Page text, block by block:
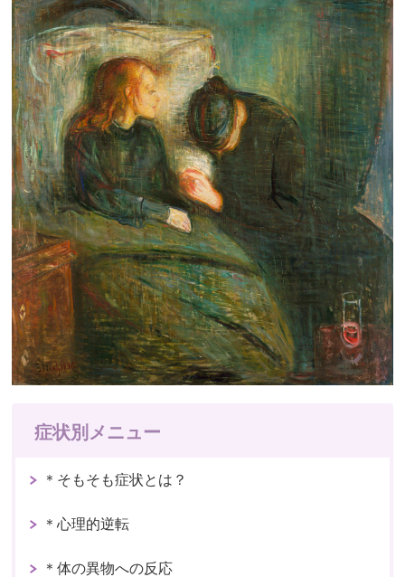
症状別メニュー
＊そもそも症状とは？
＊心理的逆転
＊体の異物への反応